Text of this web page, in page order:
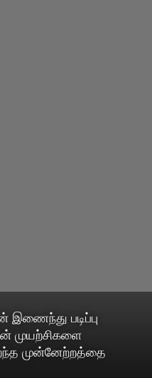
படிப்பு
முயற்சிகளை
முன்னேற்றத்தை